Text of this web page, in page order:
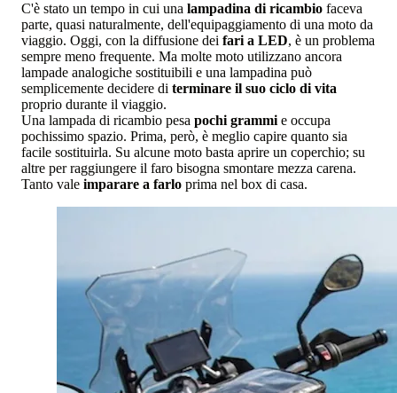
C'è stato un tempo in cui una lampadina di ricambio faceva
parte, quasi naturalmente, dell'equipaggiamento di una moto da
viaggio. Oggi, con la diffusione dei fari a LED, è un problema
sempre meno frequente. Ma molte moto utilizzano ancora
lampade analogiche sostituibili e una lampadina può
semplicemente decidere di terminare il suo ciclo di vita
proprio durante il viaggio.
Una lampada di ricambio pesa pochi grammi e occupa
pochissimo spazio. Prima, però, è meglio capire quanto sia
facile sostituirla. Su alcune moto basta aprire un coperchio; su
altre per raggiungere il faro bisogna smontare mezza carena.
Tanto vale imparare a farlo prima nel box di casa.